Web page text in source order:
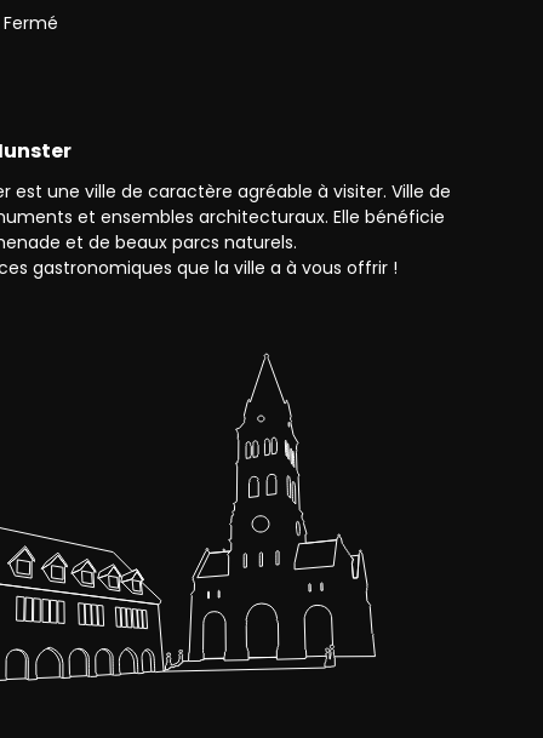
Fermé
est une ville de caractère agréable à visiter. Ville de
et ensembles architecturaux. Elle bénéficie
et de beaux parcs naturels.
gastronomiques que la ville a à vous offrir !